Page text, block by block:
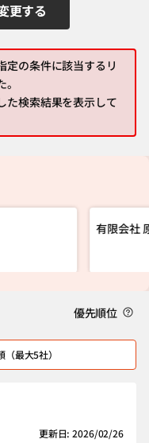
更する
定の条件に該当するリ
た検索結果を表示して
有限会社
優先順位
最大5社）
更新日: 2026/02/26